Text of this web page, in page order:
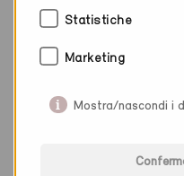
Statistiche
Marketing
Mostra/nascondi i